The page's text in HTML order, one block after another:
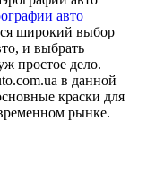
авто
широкий выбор
и выбрать
простое дело.
в данной
краски для
рынке.